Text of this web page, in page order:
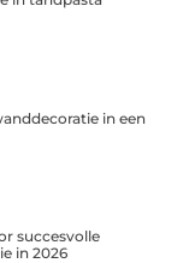
in een
succesvolle
in 2026